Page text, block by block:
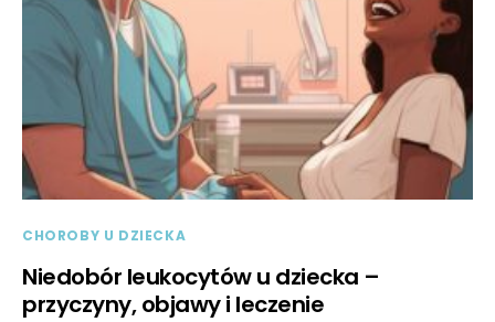
CHOROBY U DZIECKA
Niedobór leukocytów u dziecka –
przyczyny, objawy i leczenie